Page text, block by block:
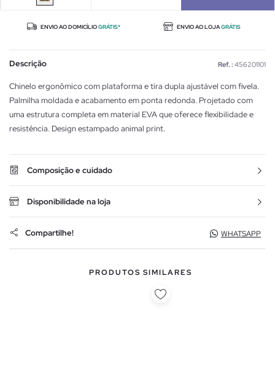
ENVIO AO DOMICÍLIOGRÁTIS* ENVIO AO LOJAGRÁTIS
Descrição Ref. : 456201101
Chinelo ergonômico com plataforma e tira dupla ajustável com fivela.
Palmilha moldada e acabamento em ponta redonda. Projetado com
uma estrutura completa em material EVA que oferece flexibilidade e
resistência. Design estampado animal print.
Composição e cuidado
Disponibilidade na loja
Compartilhe! WHATSAPP
PRODUTOS SIMILARES